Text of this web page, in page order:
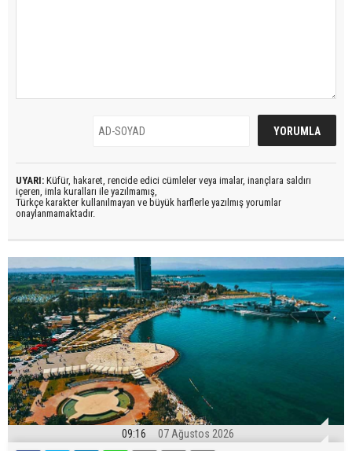
UYARI: Küfür, hakaret, rencide edici cümleler veya imalar, inançlara saldırı
içeren, imla kuralları ile yazılmamış,
Türkçe karakter kullanılmayan ve büyük harflerle yazılmış yorumlar
onaylanmamaktadır.
09:16 07 Ağustos 2026